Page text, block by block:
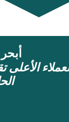
الأعلى